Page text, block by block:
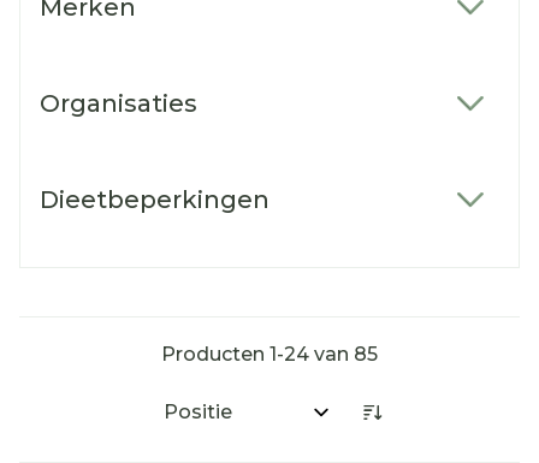
Merken
Organisaties
Dieetbeperkingen
Producten 1-24 van 85
Sorteer op: